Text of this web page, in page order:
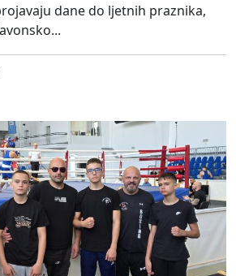
dane do ljetnih praznika,